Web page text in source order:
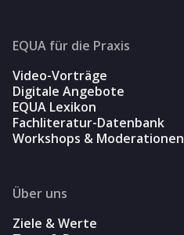
EQUA für die Praxis
Video-Vorträge
Digitale Angebote
EQUA Lexikon
Fachliteratur-Datenbank
Workshops & Moderationen
Über uns
Ziele & Werte